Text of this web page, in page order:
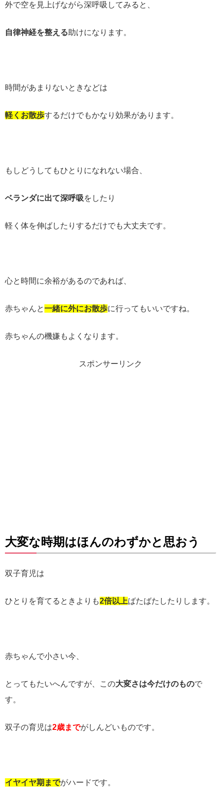
外で空を見上げながら深呼吸してみると、
自律神経を整える助けになります。
時間があまりないときなどは
軽くお散歩するだけでもかなり効果があります。
もしどうしてもひとりになれない場合、
ベランダに出て深呼吸をしたり
軽く体を伸ばしたりするだけでも大丈夫です。
心と時間に余裕があるのであれば、
赤ちゃんと一緒に外にお散歩に行ってもいいですね。
赤ちゃんの機嫌もよくなります。
スポンサーリンク
大変な時期はほんのわずかと思おう
双子育児は
ひとりを育てるときよりも2倍以上ばたばたしたりします。
赤ちゃんで小さい今、
とってもたいへんですが、この大変さは今だけのもので
す。
双子の育児は2歳までがしんどいものです。
イヤイヤ期までがハードです。